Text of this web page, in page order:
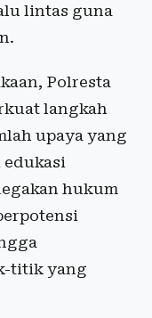
lintas guna
Polresta
langkah
upaya yang
hukum
titik yang